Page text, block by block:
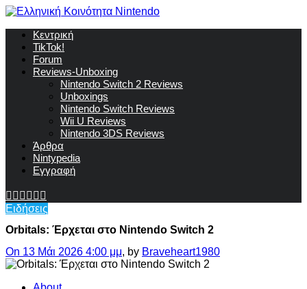
Κεντρική
TikTok!
Forum
Reviews-Unboxing
Nintendo Switch 2 Reviews
Unboxings
Nintendo Switch Reviews
Wii U Reviews
Nintendo 3DS Reviews
Άρθρα
Nintypedia
Εγγραφή
Ειδήσεις
Orbitals: Έρχεται στο Nintendo Switch 2
On 13 Μάι 2026 4:00 μμ, by Braveheart1980